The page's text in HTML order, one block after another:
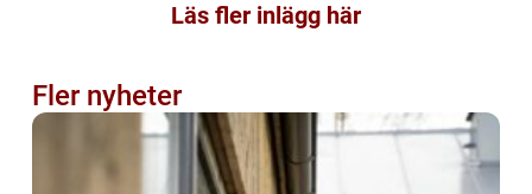
Läs fler inlägg här
Fler nyheter